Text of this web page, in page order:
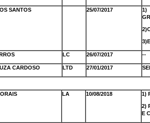
SANTOS 25/07/2017
1)
LC 26/07/2017 --
CARDOSO LTD 27/01/2017
LA 10/08/2018 1)
2)
E